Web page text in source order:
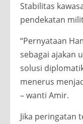
Stabilitas
pendekatan
“Pernyataan
sebagai ajakan
solusi
menerus
– wanti Amir.
Jika peringatan